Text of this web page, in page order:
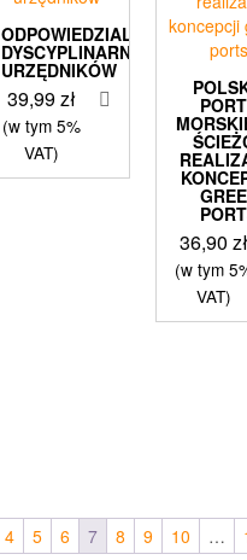
ODPOWIEDZIALNOŚĆ
DYSCYPLINARNA
URZĘDNIKÓW
39,99zł
(w tym 5%
VAT)
36,90zł
(w tym
VAT)
4 5 6 7 8 9 10 …